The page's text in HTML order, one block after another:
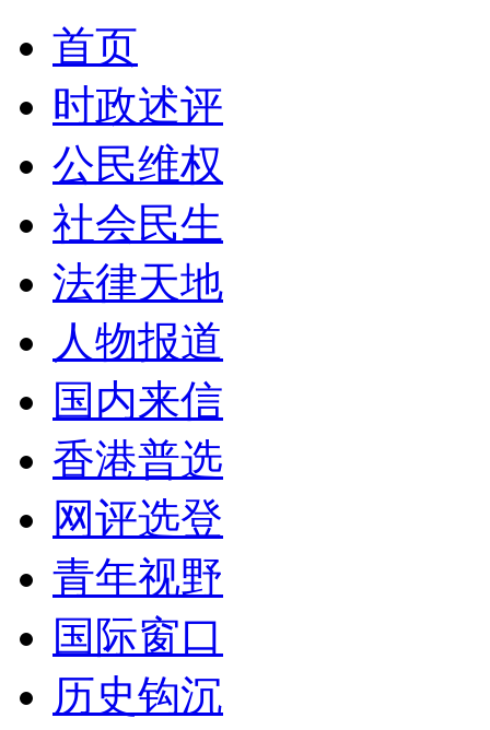
首页
时政述评
公民维权
社会民生
法律天地
人物报道
国内来信
香港普选
网评选登
青年视野
国际窗口
历史钩沉